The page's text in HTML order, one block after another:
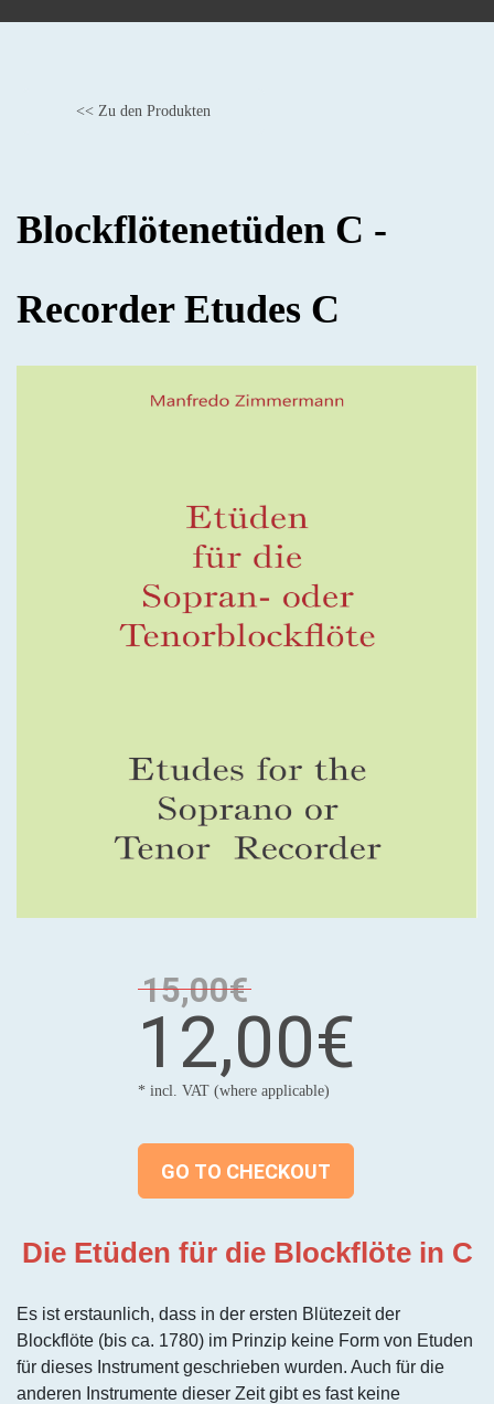
<< Zu den Produkten
Blockflötenetüden C -
Recorder Etudes C
15,00€
12,00€
* incl. VAT (where applicable)
GO TO CHECKOUT
Die Etüden für die Blockflöte in C
Es ist erstaunlich, dass in der ersten Blütezeit der
Blockflöte (bis ca. 1780) im Prinzip keine Form von Etuden
für dieses Instrument geschrieben wurden. Auch für die
anderen Instrumente dieser Zeit gibt es fast keine